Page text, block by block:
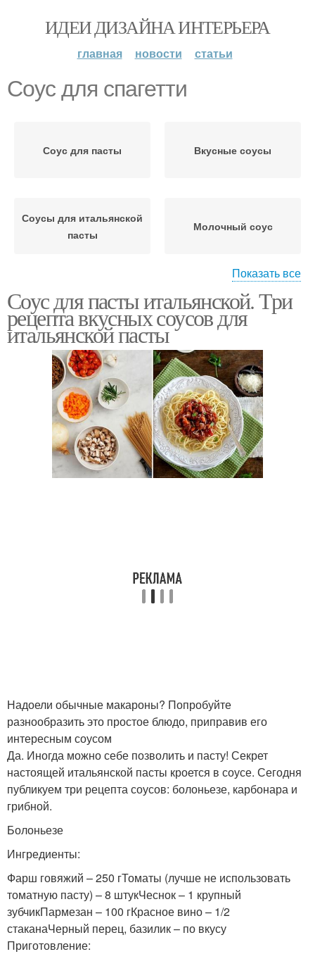
ИДЕИ ДИЗАЙНА ИНТЕРЬЕРА
главная новости статьи
Соус для спагетти
Соус для пасты Вкусные соусы
Соусы для итальянской
пасты
Молочный соус
Соус к макаронам Сливочный соус
Спагетти с соусом Готовые соусы
Соусы для пасты Соусы к пасте
Показать все
Соус для пасты итальянской. Три
рецепта вкусных соусов для
итальянской пасты
Надоели обычные макароны? Попробуйте
разнообразить это простое блюдо, приправив его
интересным соусом
Да. Иногда можно себе позволить и пасту! Секрет
настоящей итальянской пасты кроется в соусе. Сегодня
публикуем три рецепта соусов: болоньезе, карбонара и
грибной.
Болоньезе
Ингредиенты:
Фарш говяжий – 250 гТоматы (лучше не использовать
томатную пасту) – 8 штукЧеснок – 1 крупный
зубчикПармезан – 100 гКрасное вино – 1/2
стаканаЧерный перец, базилик – по вкусу
Приготовление: